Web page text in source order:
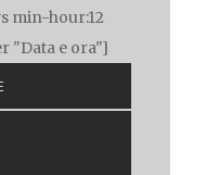
min-hour:12
"Data e ora"]